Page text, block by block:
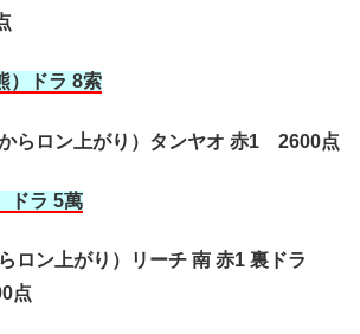
ドラ 8索
らロン上がり）タンヤオ 赤1 2600点
ドラ 5萬
ロン上がり）リーチ 南 赤1 裏ドラ
点